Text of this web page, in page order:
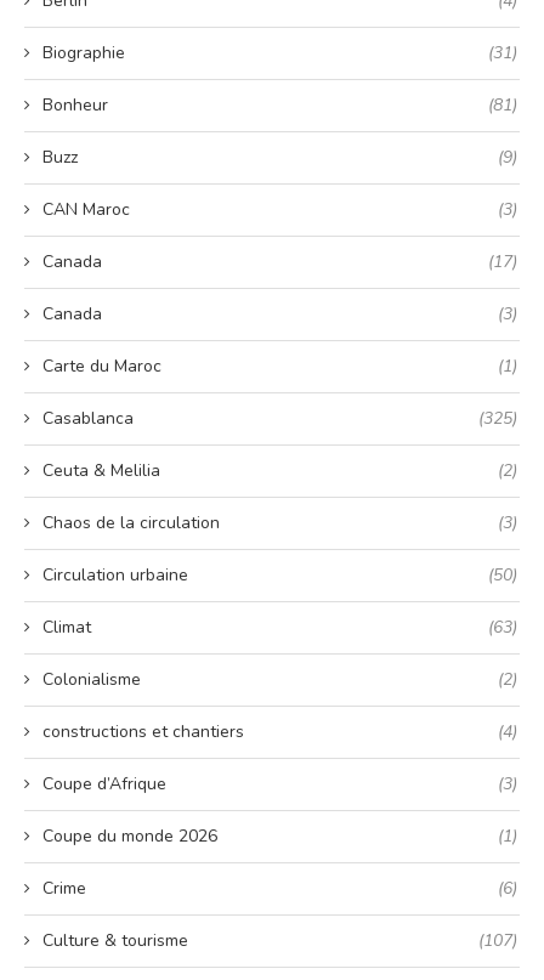
Biographie (31)
Bonheur (81)
Buzz (9)
CAN Maroc (3)
Canada (17)
Canada (3)
Carte du Maroc (1)
Casablanca (325)
Ceuta & Melilia (2)
Chaos de la circulation (3)
Circulation urbaine (50)
Climat (63)
Colonialisme (2)
constructions et chantiers (4)
Coupe d’Afrique (3)
Coupe du monde 2026 (1)
Crime (6)
Culture & tourisme (107)